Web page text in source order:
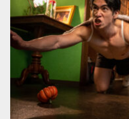
Update:
Category: ハロウィンのマッチョ そ
SOSUKE 肩 姫
ダウンロード